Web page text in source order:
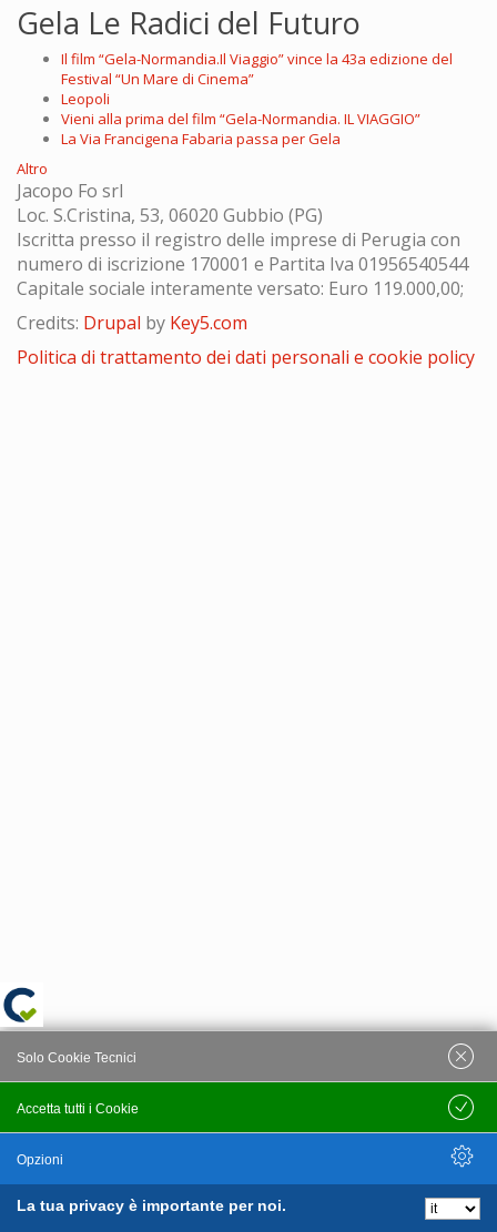
Gela Le Radici del Futuro
Il film “Gela-Normandia.Il Viaggio” vince la 43a edizione del
Festival “Un Mare di Cinema”
Leopoli
Vieni alla prima del film “Gela-Normandia. IL VIAGGIO”
La Via Francigena Fabaria passa per Gela
Altro
Jacopo Fo srl
Loc. S.Cristina, 53, 06020 Gubbio (PG)
Iscritta presso il registro delle imprese di Perugia con
numero di iscrizione 170001 e Partita Iva 01956540544
Capitale sociale interamente versato: Euro 119.000,00;
Credits: Drupal by Key5.com
Politica di trattamento dei dati personali e cookie policy
La tua privacy è importante per noi.
Accetta tutti i Cookie
Solo Cookie Tecnici
Salva
Opzioni
Nascondi Opzioni